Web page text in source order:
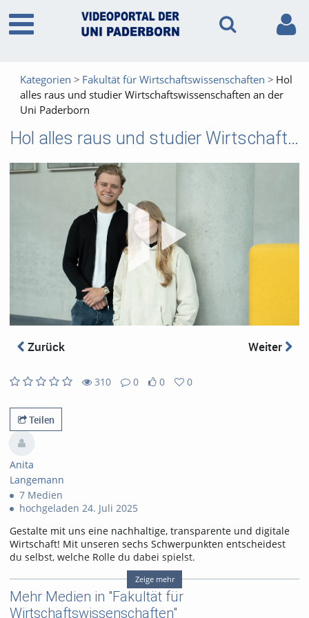
Kategorien Fakultät für Wirtschaftswissenschaften
Hol
alles raus und studier Wirtschaftswissenschaften an der
Uni Paderborn
Hol alles raus und studier Wirtschaftswissenschaften an der Uni Paderborn
Zurück Weiter
310
views
0
Kommentare
0
likes
0
favorites
Teilen
Anita
Langemann
7 Medien
hochgeladen 24. Juli 2025
Gestalte mit uns eine nachhaltige, transparente und digitale
Wirtschaft! Mit unseren sechs Schwerpunkten entscheidest
du selbst, welche Rolle du dabei spielst.
Tags:
wiwi; wirtschaftswissenschaften; wirtschaft; upb
Zeige mehr
Mehr Medien in "Fakultät für
Wirtschaftswissenschaften"